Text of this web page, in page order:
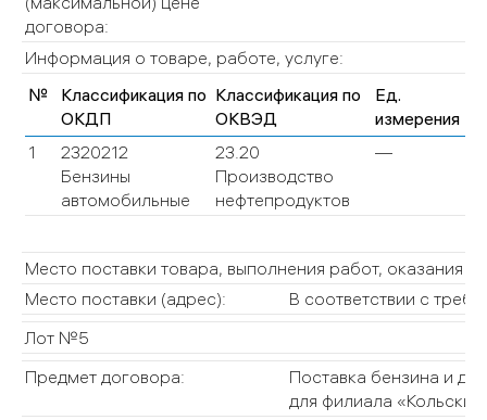
договора:
Информация о товаре, работе, услуге:
№
Классификация по
ОКДП
Классификация по
ОКВЭД
Ед.
измерения
1
2320212
Бензины
автомобильные
23.20
Производство
нефтепродуктов
—
Место поставки товара, выполнения работ, оказания
Место поставки (адрес):
В соответствии с
Лот №5
Предмет договора:
Поставка бензина и
для филиала